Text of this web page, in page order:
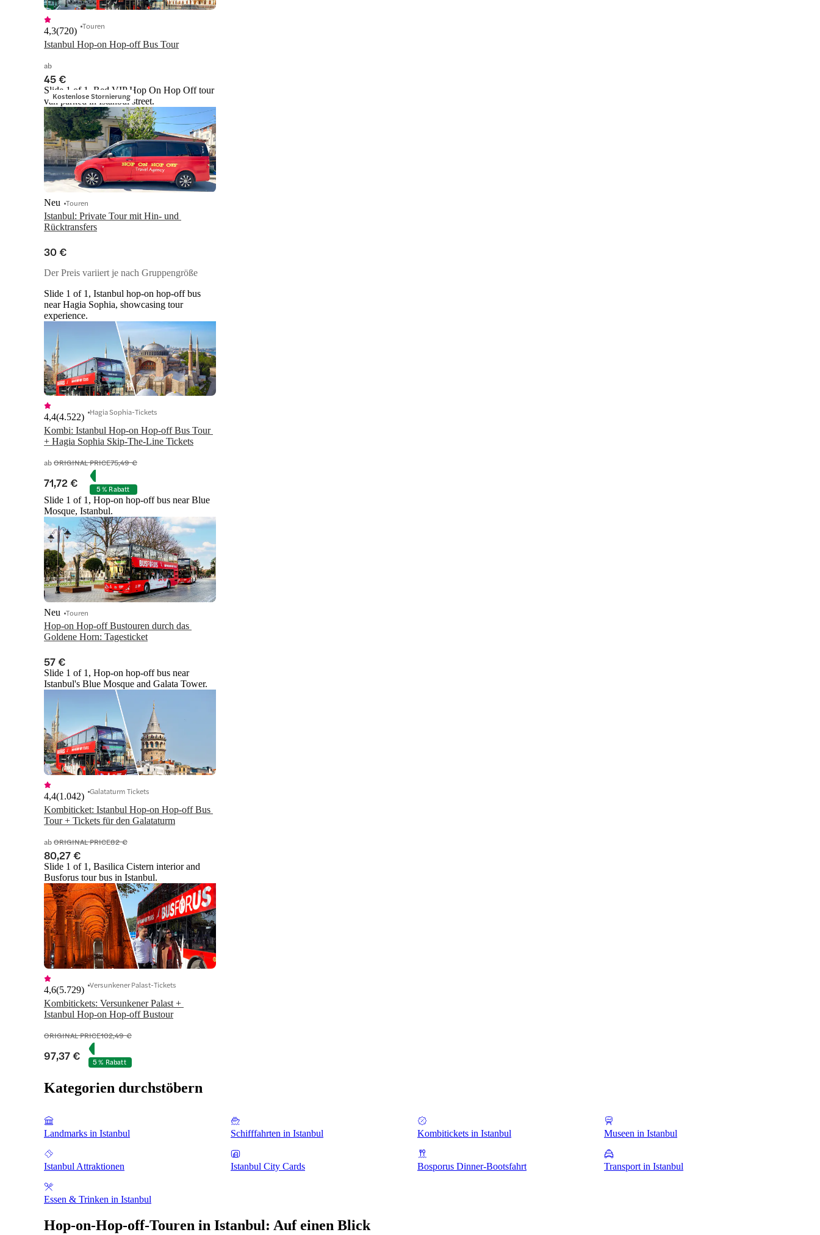
Istanbul Hop-on Hop-off Bus Tour
4,3(720) Touren
ab
45 €
Kostenlose Stornierung
Slide 1 of 1, Red VIP Hop On Hop Off tour
van parked in Istanbul street.
Istanbul: Private Tour mit Hin- und
Rücktransfers
Neu Touren
30 €
Der Preis variiert je nach Gruppengröße
Slide 1 of 1, Istanbul hop-on hop-off bus
near Hagia Sophia, showcasing tour
experience.
Kombi: Istanbul Hop-on Hop-off Bus Tour
+ Hagia Sophia Skip-The-Line Tickets
4,4(4.522) Hagia Sophia-Tickets
abORIGINAL PRICE75,49 €
71,72 € 5 % Rabatt
Slide 1 of 1, Hop-on hop-off bus near Blue
Mosque, Istanbul.
Hop-on Hop-off Bustouren durch das
Goldene Horn: Tagesticket
Neu Touren
57 €
Slide 1 of 1, Hop-on hop-off bus near
Istanbul's Blue Mosque and Galata Tower.
Kombiticket: Istanbul Hop-on Hop-off Bus
Tour + Tickets für den Galataturm
4,4(1.042) Galataturm Tickets
abORIGINAL PRICE82 €
80,27 €
Slide 1 of 1, Basilica Cistern interior and
Busforus tour bus in Istanbul.
Kombitickets: Versunkener Palast +
Istanbul Hop-on Hop-off Bustour
4,6(5.729) Versunkener Palast-Tickets
ORIGINAL PRICE102,49 €
97,37 € 5 % Rabatt
Kategorien durchstöbern
Landmarks in Istanbul Schifffahrten in Istanbul Kombitickets in Istanbul Museen in Istanbul
Istanbul Attraktionen Istanbul City Cards Bosporus Dinner-Bootsfahrt Transport in Istanbul
Essen & Trinken in Istanbul
Hop-on-Hop-off-Touren in Istanbul: Auf einen Blick